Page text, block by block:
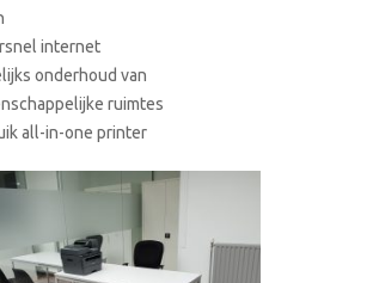
internet
onderhoud van
ruimtes
all-in-one printer